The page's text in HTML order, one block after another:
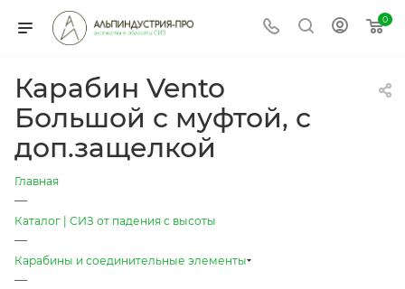
0
Карабин Vento
Большой с муфтой, с
доп.защелкой
Главная
—
Каталог | СИЗ от падения с высоты
—
Карабины и соединительные элементы
—